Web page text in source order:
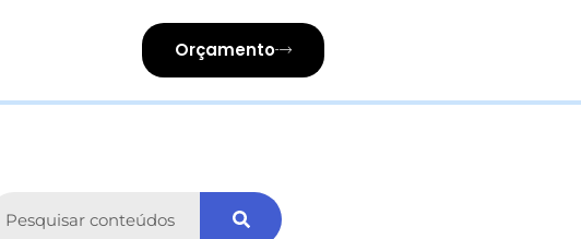
Orçamento